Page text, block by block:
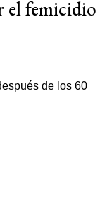
el femicidio